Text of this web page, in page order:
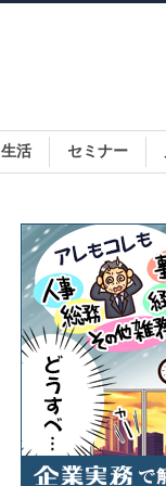
生活 セミナー